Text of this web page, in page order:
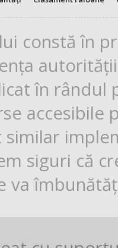
constă în
în rândul
siguri că
va